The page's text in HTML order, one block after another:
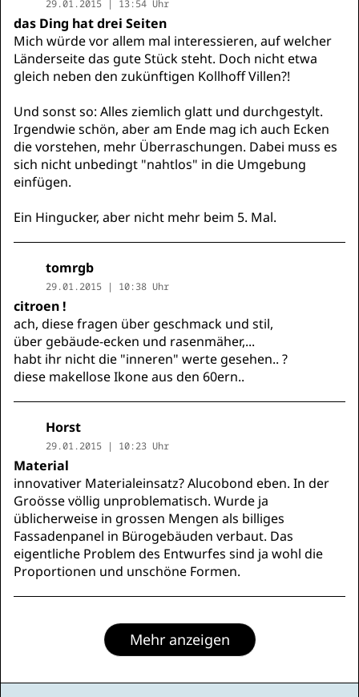
29.01.2015 | 13:54 Uhr
das Ding hat drei Seiten
Mich würde vor allem mal interessieren, auf welcher
Länderseite das gute Stück steht. Doch nicht etwa
gleich neben den zukünftigen Kollhoff Villen?!
Und sonst so: Alles ziemlich glatt und durchgestylt.
Irgendwie schön, aber am Ende mag ich auch Ecken
die vorstehen, mehr Überraschungen. Dabei muss es
sich nicht unbedingt "nahtlos" in die Umgebung
einfügen.
Ein Hingucker, aber nicht mehr beim 5. Mal.
tomrgb
29.01.2015 | 10:38 Uhr
citroen !
ach, diese fragen über geschmack und stil,
über gebäude-ecken und rasenmäher,...
habt ihr nicht die "inneren" werte gesehen.. ?
diese makellose Ikone aus den 60ern..
Horst
29.01.2015 | 10:23 Uhr
Material
innovativer Materialeinsatz? Alucobond eben. In der
Groösse völlig unproblematisch. Wurde ja
üblicherweise in grossen Mengen als billiges
Fassadenpanel in Bürogebäuden verbaut. Das
eigentliche Problem des Entwurfes sind ja wohl die
Proportionen und unschöne Formen.
Mehr anzeigen